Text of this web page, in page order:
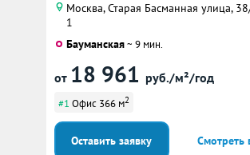
Москва, Старая Басманная улица,
1
Бауманская~ 9 мин.
от 18 961 руб./м²/год
#1 Офис 366 м2
Оставить заявку Смотреть